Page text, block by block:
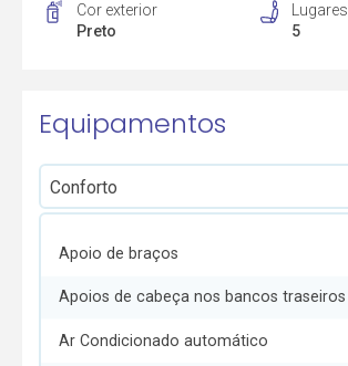
Cor exterior
Preto
Lugares
5
Equipamentos
Apoio de braços
Apoios de cabeça nos bancos traseiros
Ar Condicionado automático